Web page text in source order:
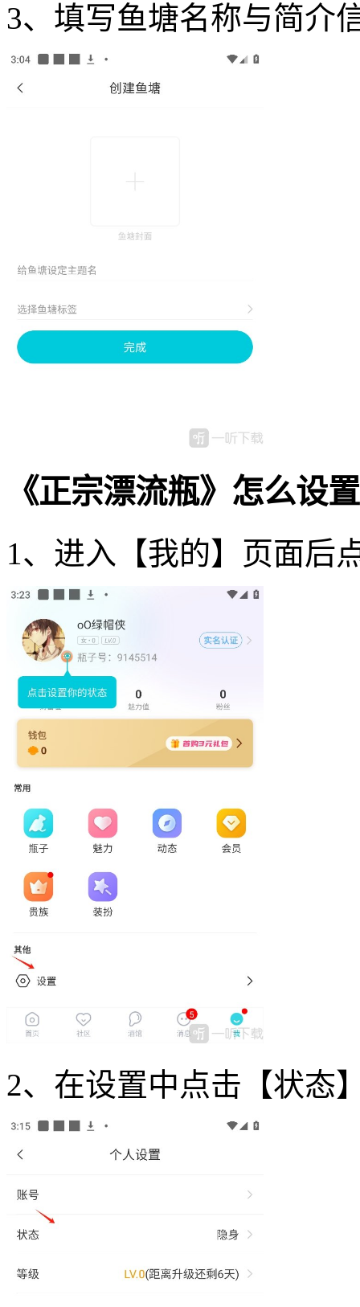
3、填写鱼塘名称与简介
《正宗漂流瓶》怎么设
1、进入【我的】页面后
2、在设置中点击【状态